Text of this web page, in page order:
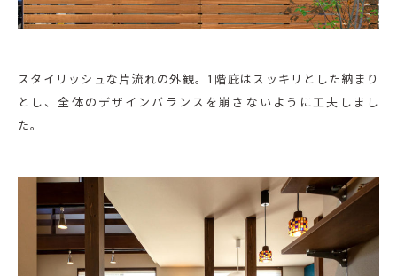
スタイリッシュな片流れの外観。1階庇はスッキリとした納まり
とし、全体のデザインバランスを崩さないように工夫しまし
た。